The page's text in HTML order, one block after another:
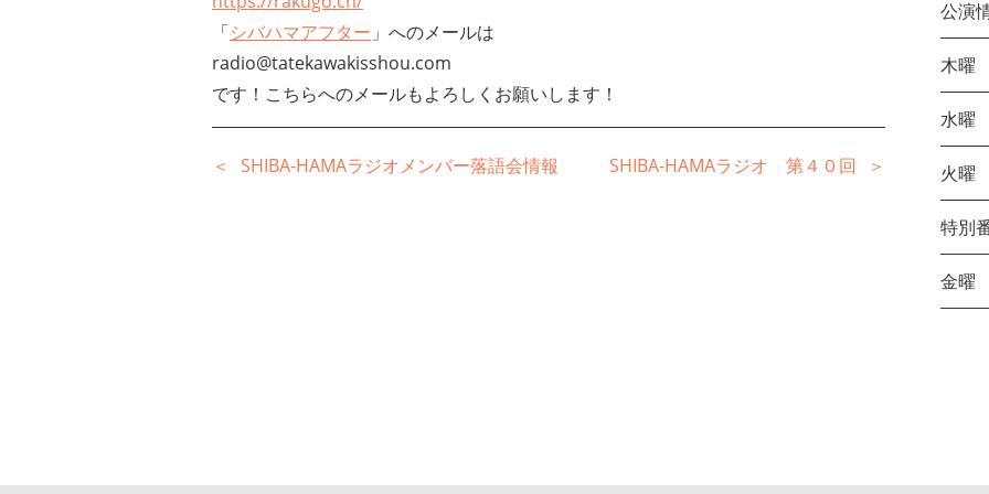
「シバハマアフター 」へのメールは
radio@tatekawakisshou.com
です！こちらへのメールもよろしくお願いします！
SHIBA-HAMAラジオメンバー落語会情報 SHIBA-HAMAラジオ 第４０回
公演
木曜
水曜
火曜
特別
金曜